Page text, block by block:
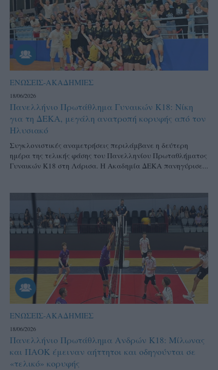
ΕΝΩΣΕΙΣ-ΑΚΑΔΗΜΙΕΣ
18/06/2026
Πανελλήνιο Πρωτάθλημα Γυναικών Κ18: Νίκη
για τη ΔΕΚΑ, μεγάλη ανατροπή κορυφής από τον
Ηλυσιακό
Συγκλονιστικές αναμετρήσεις περιλάμβανε η δεύτερη
ημέρα της τελικής φάσης του Πανελληνίου Πρωταθλήματος
Γυναικών Κ18 στη Λάρισα. Η Ακαδημία ΔΕΚΑ πανηγύρισε...
ΕΝΩΣΕΙΣ-ΑΚΑΔΗΜΙΕΣ
18/06/2026
Πανελλήνιο Πρωτάθλημα Ανδρών Κ18: Μίλωνας
και ΠΑΟΚ έμειναν αήττητοι και οδηγούνται σε
«τελικό» κορυφής